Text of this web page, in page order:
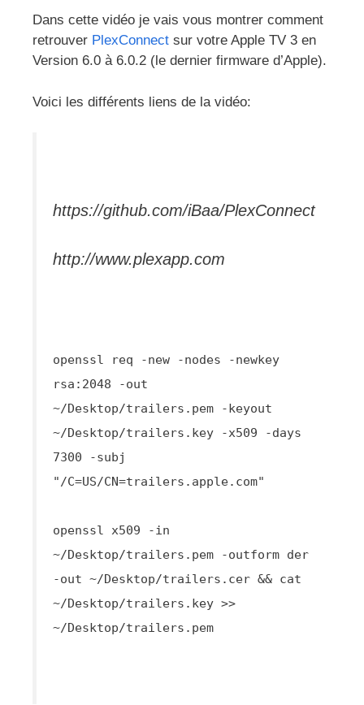
Dans cette vidéo je vais vous montrer comment
retrouver PlexConnect sur votre Apple TV 3 en
Version 6.0 à 6.0.2 (le dernier firmware d’Apple).
Voici les différents liens de la vidéo:
https://github.com/iBaa/PlexConnect
http://www.plexapp.com
openssl req -new -nodes -newkey
rsa:2048 -out
~/Desktop/trailers.pem -keyout
~/Desktop/trailers.key -x509 -days
7300 -subj
"/C=US/CN=trailers.apple.com"
openssl x509 -in
~/Desktop/trailers.pem -outform der
-out ~/Desktop/trailers.cer && cat
~/Desktop/trailers.key >>
~/Desktop/trailers.pem